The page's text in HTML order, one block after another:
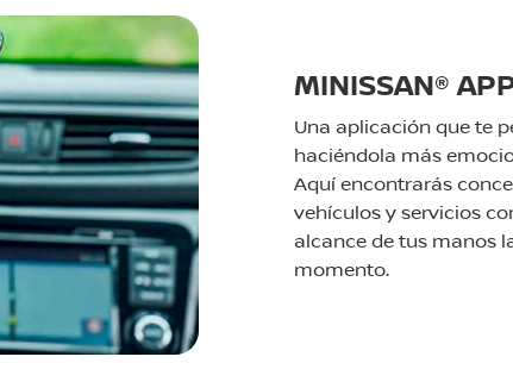
MINISSAN®
Una aplicación que te
haciéndola más
Aquí encontrarás
vehículos y servicios
alcance de tus manos
momento.